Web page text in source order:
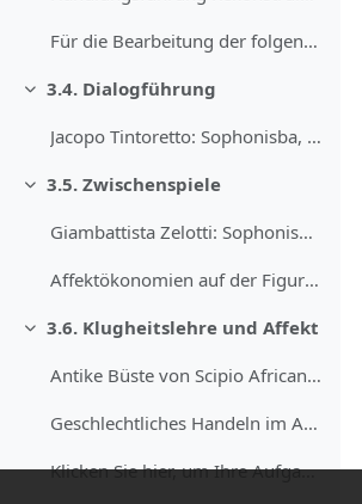
Für die Bearbeitung der folgenden Aufgaben, s...
Einklappen
3.4. Dialogführung
Jacopo Tintoretto: Sophonisba, Öl auf Leinw...
Einklappen
3.5. Zwischenspiele
Giambattista Zelotti: Sophonisbe bittet Massinis...
Affektökonomien auf der Figurenebene Denke...
Einklappen
3.6. Klugheitslehre und Affekt
Antike Büste von Scipio Africanus, 1638(Public Dom...
Geschlechtliches Handeln im Affekt Wie macht si...
Klicken Sie hier, um Ihre Aufgabe abzugeben.